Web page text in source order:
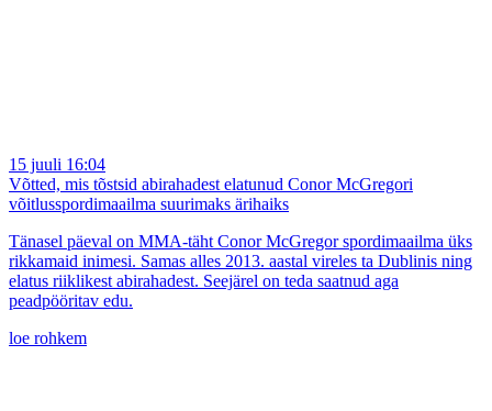
15 juuli 16:04
Võtted, mis tõstsid abirahadest elatunud Conor McGregori
võitlusspordimaailma suurimaks ärihaiks
Tänasel päeval on MMA-täht Conor McGregor spordimaailma üks
rikkamaid inimesi. Samas alles 2013. aastal vireles ta Dublinis ning
elatus riiklikest abirahadest. Seejärel on teda saatnud aga
peadpööritav edu.
loe rohkem